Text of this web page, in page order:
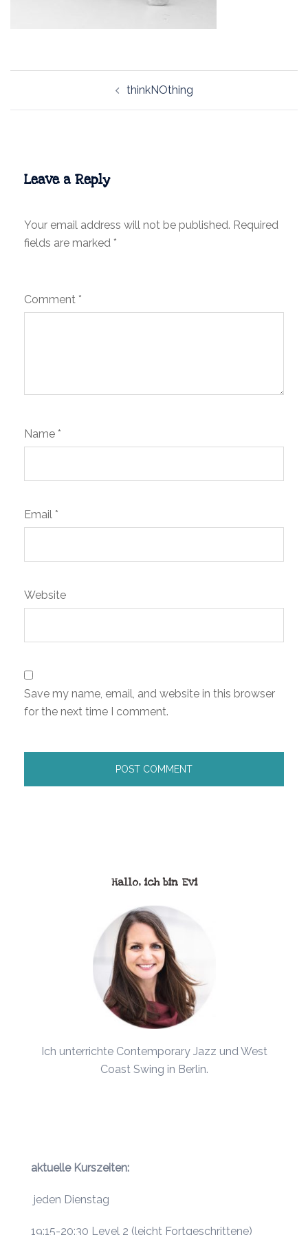
thinkNOthing
Leave a Reply
Your email address will not be published. Required
fields are marked *
Comment *
Name *
Email *
Website
Save my name, email, and website in this browser
for the next time I comment.
Hallo, ich bin Evi
Ich unterrichte Contemporary Jazz undWest
Coast Swing in Berlin.
aktuelle Kurszeiten:
jeden Dienstag
19:15-20:30 Level 2 (leicht Fortgeschrittene)